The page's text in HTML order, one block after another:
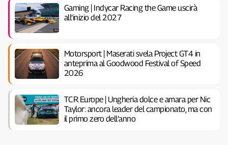
Gaming | Indycar Racing the Game uscirà
all’inizio del 2027
Motorsport | Maserati svela Project GT4 in
anteprima al Goodwood Festival of Speed
2026
TCR Europe | Ungheria dolce e amara per Nic
Taylor: ancora leader del campionato, ma con
il primo zero dell’anno